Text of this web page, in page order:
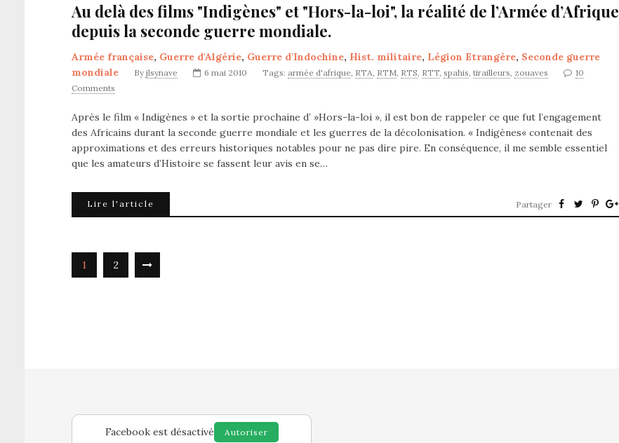
Au delà des films "Indigènes" et "Hors-la-loi", la réalité de l’Armée d’Afrique
depuis la seconde guerre mondiale.
Armée française, Guerre d'Algérie, Guerre d'Indochine, Hist. militaire, Légion Etrangère, Seconde guerre
mondiale
By jlsynave 6 mai 2010 Tags: armée d'afrique, RTA, RTM, RTS, RTT, spahis, tirailleurs, zouaves
10
Comments
Après le film « Indigènes » et la sortie prochaine d’ »Hors-la-loi », il est bon de rappeler ce que fut l’engagement
des Africains durant la seconde guerre mondiale et les guerres de la décolonisation. « Indigènes« contenait des
approximations et des erreurs historiques notables pour ne pas dire pire. En conséquence, il me semble essentiel
que les amateurs d’Histoire se fassent leur avis en se…
Lire l'article Partager
1 2
Facebook est désactivé Autoriser